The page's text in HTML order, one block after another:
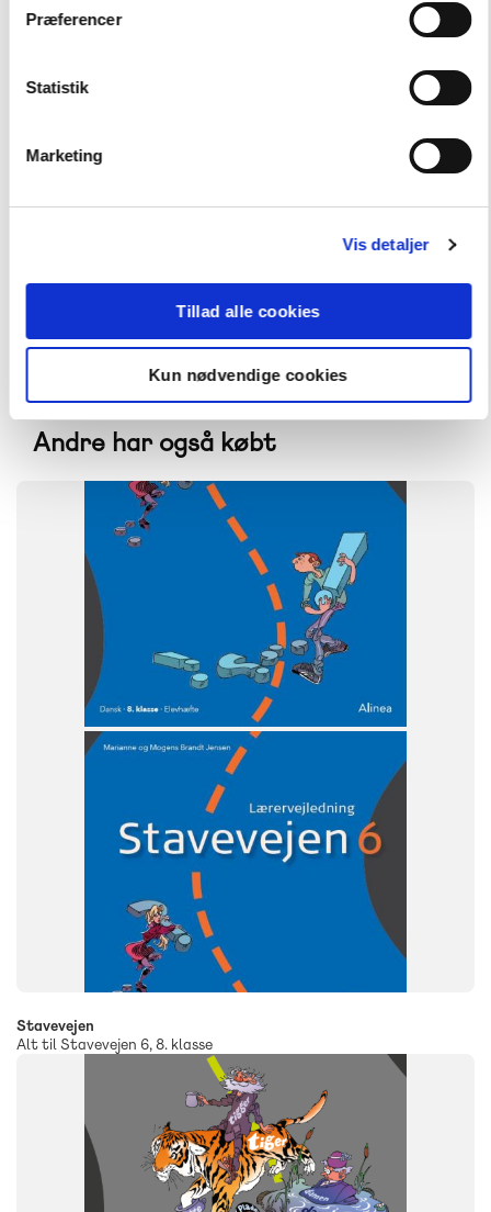
Præferencer
Statistik
Marketing
Vis detaljer
Tillad alle cookies
Kun nødvendige cookies
Alt til Français Formidable 9. klasse
Andre har også købt
NIVEAU
Stavevejen
Alt til Stavevejen 6, 8. klasse
NIVEAU